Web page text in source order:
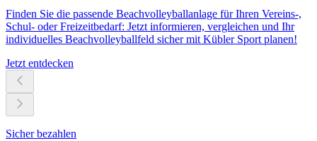
Finden Sie die passende Beachvolleyballanlage für Ihren Vereins-,
Schul- oder Freizeitbedarf: Jetzt informieren, vergleichen und Ihr
individuelles Beachvolleyballfeld sicher mit Kübler Sport planen!
Jetzt entdecken
Sicher bezahlen